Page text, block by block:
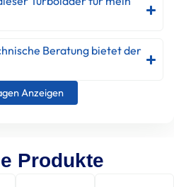
Beratung bietet der
Anzeigen
Produkte